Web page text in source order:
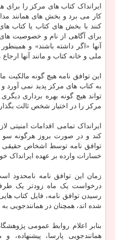
ایرانداک کتاب های مرکز را برای
کار می برد و بخش های همانند
کنند با بخش های کتاب یا کتاب
برای آگاهی از نام و خصوصیت
آنها «اگر داشته باشند» و
ملی و خانه کتاب و مانند آنها
این توافق نامه هیچ گونه مالکیت
به کتاب های مرکز پدید نمی آورد
تواند هیچ گونه بهره برداری
مرکز را در اختیار شخص ثالث
ایرانداک تمامی اقدامات امنیتی
کند و در صورت بروز هرگونه سو
توافق نامه توسط اشخاص حقیقی
خسارات وارده بر عهده ایرانداک
زمان این توافق نامه نامحدود
درخواست یک ماه زودتر یک طرف
رسیدن توافق نامه، فایل کتاب
شده اند، همچنان در همانندجویی
بنابر اعلام روابط عمومی
همانندجویی پارسا، پیشنهاده،